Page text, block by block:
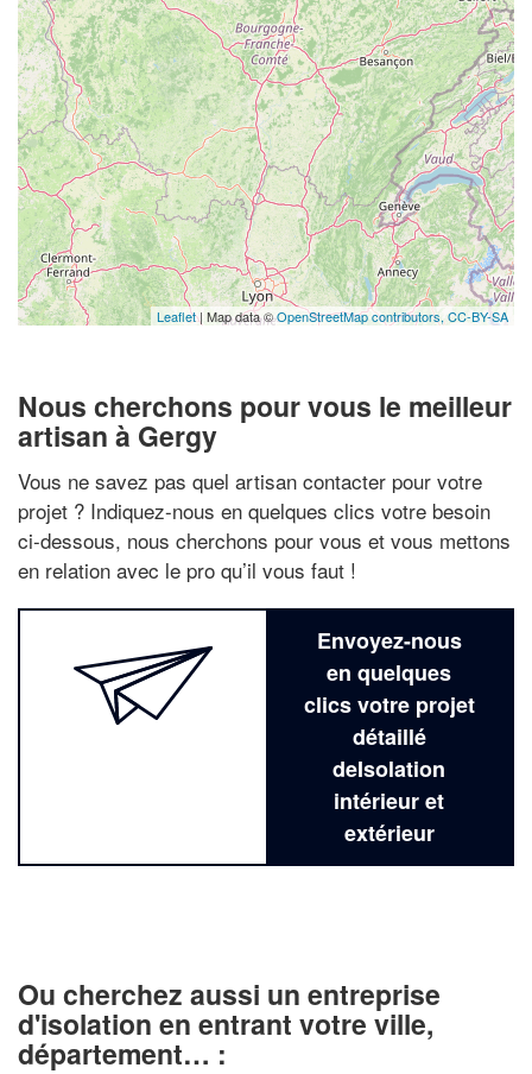
Leaflet| Map data ©OpenStreetMap contributors, CC-BY-SA
Nous cherchons pour vous le meilleur
artisan à Gergy
Vous ne savez pas quel artisan contacter pour votre
projet ? Indiquez-nous en quelques clics votre besoin
ci-dessous, nous cherchons pour vous et vous mettons
en relation avec le pro qu’il vous faut !
Envoyez-nous
en quelques
clics votre projet
détaillé
deIsolation
intérieur et
extérieur
Ou cherchez aussi un entreprise
d'isolation en entrant votre ville,
département… :